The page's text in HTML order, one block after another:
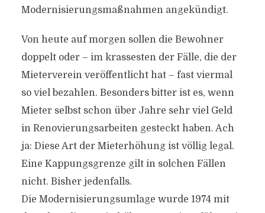
Modernisierungsmaßnahmen angekündigt.
Von heute auf morgen sollen die Bewohner
doppelt oder – im krassesten der Fälle, die der
Mieterverein veröffentlicht hat – fast viermal
so viel bezahlen. Besonders bitter ist es, wenn
Mieter selbst schon über Jahre sehr viel Geld
in Renovierungsarbeiten gesteckt haben. Ach
ja: Diese Art der Mieterhöhung ist völlig legal.
Eine Kappungsgrenze gilt in solchen Fällen
nicht. Bisher jedenfalls.
Die Modernisierungsumlage wurde 1974 mit